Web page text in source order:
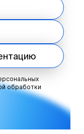
обработки